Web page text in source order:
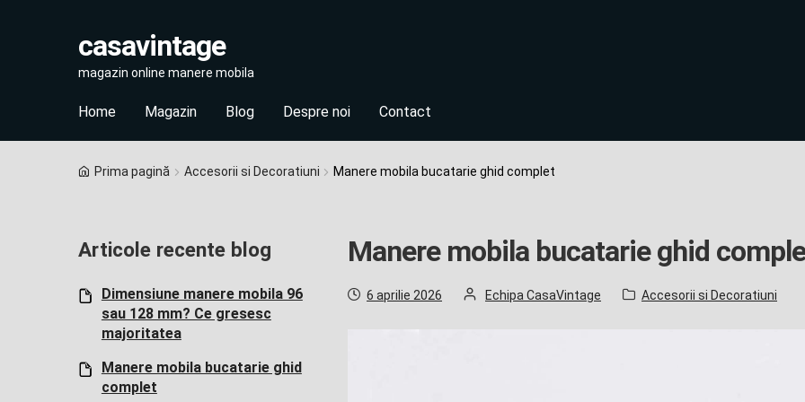
navigation
content
casavintage
magazin online manere mobila
Home Magazin Blog Despre noi Contact
Prima pagină Accesorii si Decoratiuni Manere mobila bucatarie ghid complet
Manere mobila bucatarie ghid
Posted
6 aprilie 2026 by
Echipa CasaVintage Category:
Accesorii si Decoratiuni
Articole recente blog
Dimensiune manere mobila 96
sau 128 mm? Ce gresesc
majoritatea
Manere mobila bucatarie ghid
complet